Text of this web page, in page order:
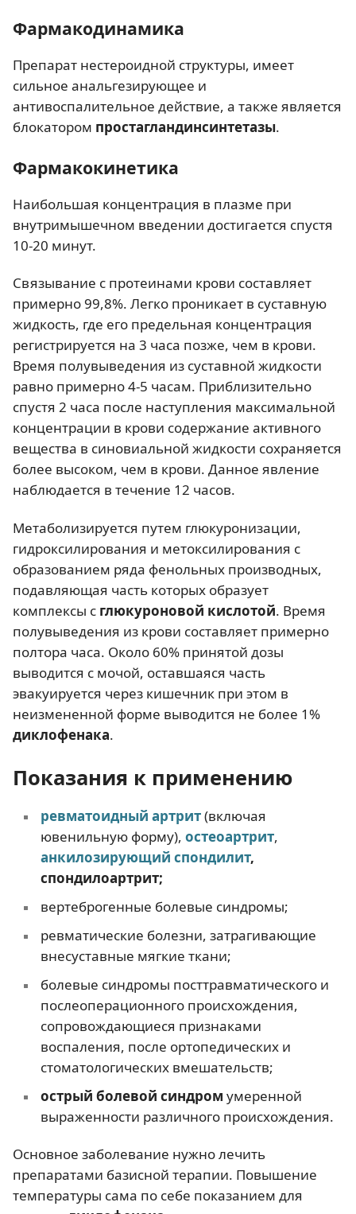
Фармакодинамика
Препарат нестероидной структуры, имеет
сильное анальгезирующее и
антивоспалительное действие, а также является
блокатором простагландинсинтетазы.
Фармакокинетика
Наибольшая концентрация в плазме при
внутримышечном введении достигается спустя
10-20 минут.
Связывание с протеинами крови составляет
примерно 99,8%. Легко проникает в суставную
жидкость, где его предельная концентрация
регистрируется на 3 часа позже, чем в крови.
Время полувыведения из суставной жидкости
равно примерно 4-5 часам. Приблизительно
спустя 2 часа после наступления максимальной
концентрации в крови содержание активного
вещества в синовиальной жидкости сохраняется
более высоком, чем в крови. Данное явление
наблюдается в течение 12 часов.
Метаболизируется путем глюкуронизации,
гидроксилирования и метоксилирования с
образованием ряда фенольных производных,
подавляющая часть которых образует
комплексы с глюкуроновой кислотой. Время
полувыведения из крови составляет примерно
полтора часа. Около 60% принятой дозы
выводится с мочой, оставшаяся часть
эвакуируется через кишечник при этом в
неизмененной форме выводится не более 1%
диклофенака.
Показания к применению
ревматоидный артрит(включая
ювенильную форму), остеоартрит,
анкилозирующий спондилит,
спондилоартрит;
вертеброгенные болевые синдромы;
ревматические болезни, затрагивающие
внесуставные мягкие ткани;
болевые синдромы посттравматического и
послеоперационного происхождения,
сопровождающиеся признаками
воспаления, после ортопедических и
стоматологических вмешательств;
острый болевой синдром умеренной
выраженности различного происхождения.
Основное заболевание нужно лечить
препаратами базисной терапии. Повышение
температуры сама по себе показанием для